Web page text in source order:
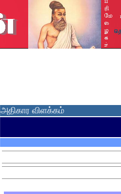
அதிகார விளக்கம்